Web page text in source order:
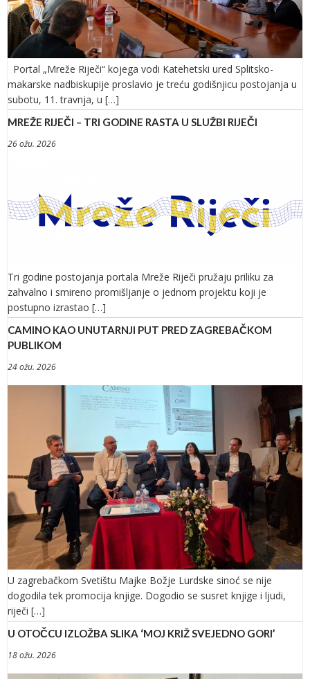
Portal „Mreže Riječi“ kojega vodi Katehetski ured Splitsko-
makarske nadbiskupije proslavio je treću godišnjicu postojanja u
subotu, 11. travnja, u […]
MREŽE RIJEČI – TRI GODINE RASTA U SLUŽBI RIJEČI
26 ožu. 2026
Tri godine postojanja portala Mreže Riječi pružaju priliku za
zahvalno i smireno promišljanje o jednom projektu koji je
postupno izrastao […]
CAMINO KAO UNUTARNJI PUT PRED ZAGREBAČKOM
PUBLIKOM
24 ožu. 2026
U zagrebačkom Svetištu Majke Božje Lurdske sinoć se nije
dogodila tek promocija knjige. Dogodio se susret knjige i ljudi,
riječi […]
U OTOČCU IZLOŽBA SLIKA ‘MOJ KRIŽ SVEJEDNO GORI’
18 ožu. 2026